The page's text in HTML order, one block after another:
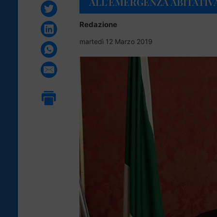
Redazione
martedì 12 Marzo 2019